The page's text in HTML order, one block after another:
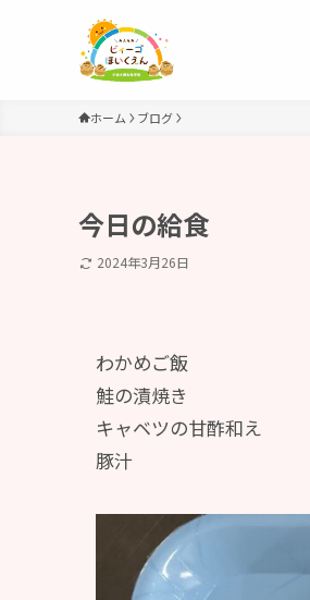
ホーム ブログ
今日の給食
2024年3月26日
わかめご飯
鮭の漬焼き
キャベツの甘酢和え
豚汁